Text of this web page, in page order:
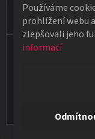
Používáme
prohlížení webu
zlepšovali jeho
informací
na školní besídce.
naprostá spokojenost.
Vladimír Jirsák